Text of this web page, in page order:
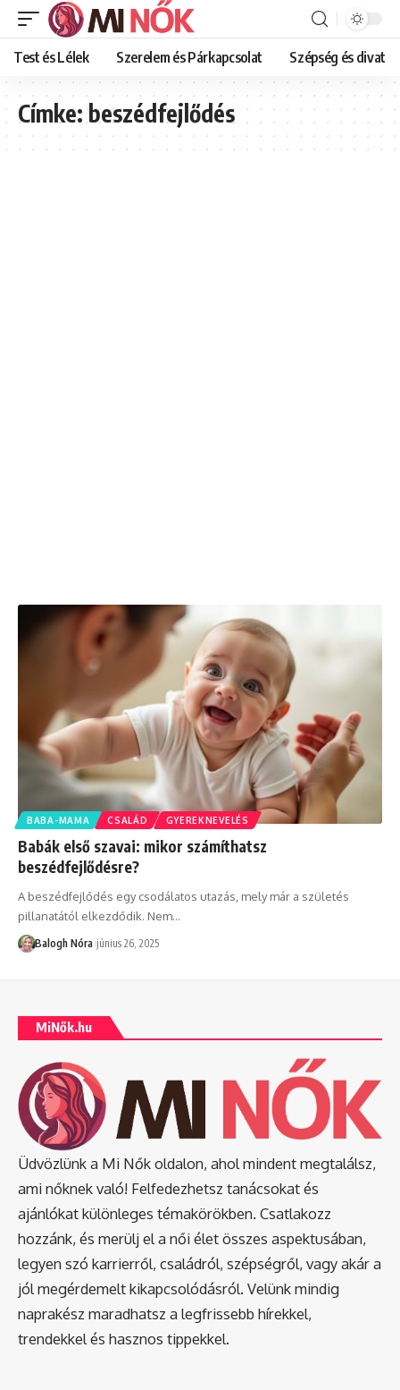
Test és Lélek Szerelem és Párkapcsolat Szépség és divat
Címke:beszédfejlődés
BABA-MAMA CSALÁD GYEREKNEVELÉS
Babák első szavai: mikor számíthatsz
beszédfejlődésre?
A beszédfejlődés egy csodálatos utazás, mely már a születés
pillanatától elkezdődik. Nem…
Balogh Nóra június 26, 2025
MiNők.hu
Üdvözlünk a Mi Nők oldalon, ahol mindent megtalálsz,
ami nőknek való! Felfedezhetsz tanácsokat és
ajánlókat különleges témakörökben. Csatlakozz
hozzánk, és merülj el a női élet összes aspektusában,
legyen szó karrierről, családról, szépségről, vagy akár a
jól megérdemelt kikapcsolódásról. Velünk mindig
naprakész maradhatsz a legfrissebb hírekkel,
trendekkel és hasznos tippekkel.